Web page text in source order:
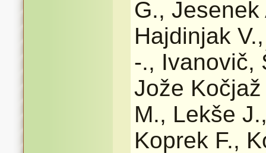
G.,
Hajdinjak
-., Ivanovič,
Jože
M., Lekše
Koprek F.,